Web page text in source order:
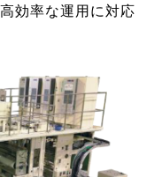
効率な運用に対応